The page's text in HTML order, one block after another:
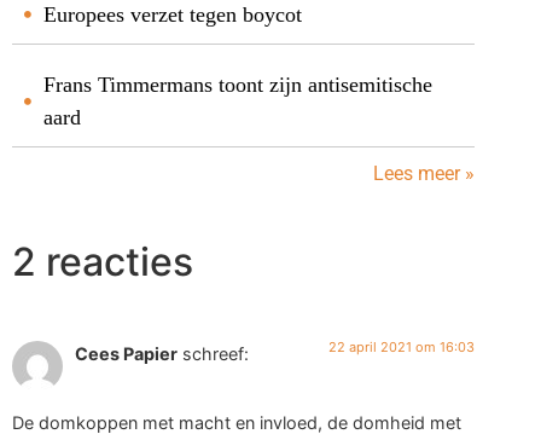
Europees verzet tegen boycot
Frans Timmermans toont zijn antisemitische
aard
Lees meer »
2 reacties
Cees Papier schreef: 22 april 2021 om 16:03
De domkoppen met macht en invloed, de domheid met